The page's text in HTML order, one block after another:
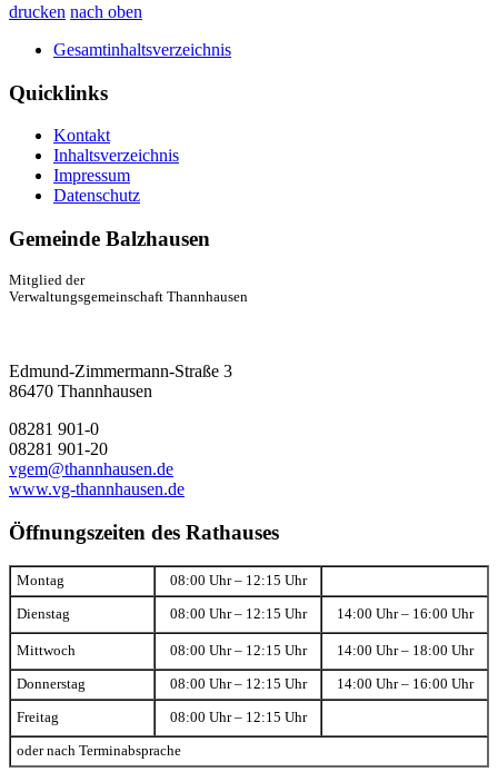
drucken nach oben
Gesamtinhaltsverzeichnis
Quicklinks
Kontakt
Inhaltsverzeichnis
Impressum
Datenschutz
Gemeinde Balzhausen
Mitglied der
Verwaltungsgemeinschaft Thannhausen
Edmund-Zimmermann-Straße 3
86470 Thannhausen
08281 901-0
08281 901-20
vgem@thannhausen.de
www.vg-thannhausen.de
Öffnungszeiten des Rathauses
Montag 08:00 Uhr – 12:15 Uhr
Dienstag 08:00 Uhr – 12:15 Uhr 14:00 Uhr – 16:00 Uhr
Mittwoch 08:00 Uhr – 12:15 Uhr 14:00 Uhr – 18:00 Uhr
Donnerstag 08:00 Uhr – 12:15 Uhr 14:00 Uhr – 16:00 Uhr
Freitag 08:00 Uhr – 12:15 Uhr
oder nach Terminabsprache